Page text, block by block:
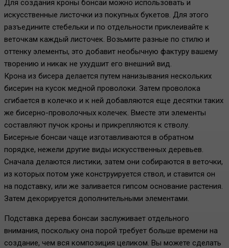
Для создания кроны бонсаи можно использовать и
искусственные листочки из покупных букетов. Для этого
разъедините стебельки и по отдельности приклеивайте к
веточкам каждый листочек. Возьмите разные по стилю и
оттенку элементы, это добавит необычную фактуру вашему
творению и никак не ухудшит его внешний вид.
Крона из бисера делается путем нанизывания нескольких
бисерин на кусок медной проволоки. Затем проволока
сгибается в колечко и к ней добавляются еще десятки таких
же бисерно-проволочных колечек. Вместе эти элементы
составляют пучок кроны и прикрепляются к стволу.
Бисерные бонсаи чаще изготавливаются в обратном
порядке, нежели другие виды искусственных деревьев.
Сначала делаются листики, затем они собираются в веточки,
из которых потом уже конструируется ствол, и ставится он
на подставку, или же заливается гипсом основание растения.
Затем декорируется дополнительными элементами.
Подставка дерева бонсаи заслуживает отдельного
внимания, поскольку она порой требует больше времени на
создание, чем вся композиция целиком. Вы можете сделать